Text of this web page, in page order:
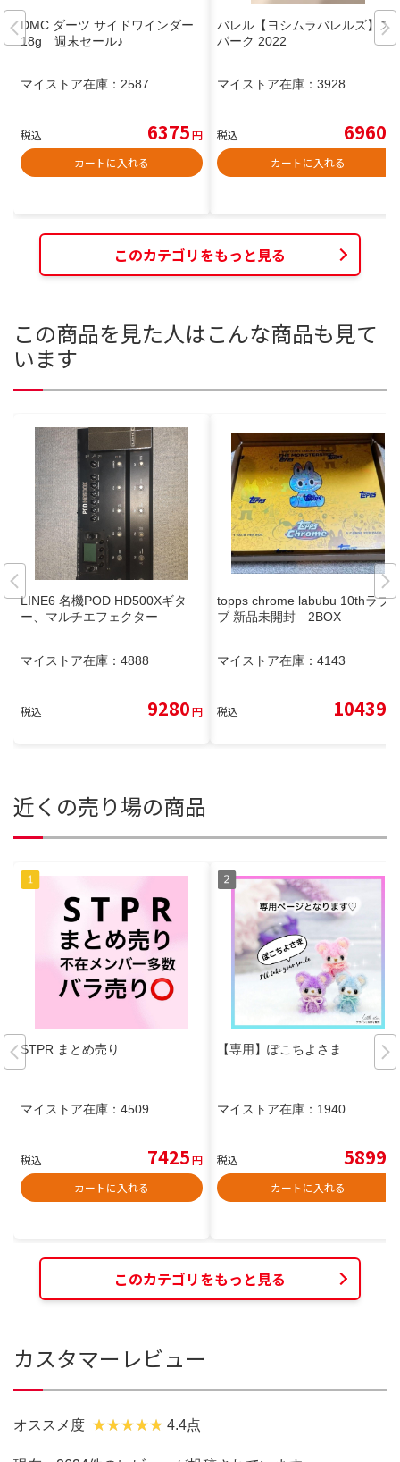
DMC ダーツ サイドワインダー
18g 週末セール♪
マイストア在庫： 2587
税込 6375円
カートに入れる
バレル【ヨシムラバレルズ】ス
パーク 2022
マイストア在庫： 3928
税込 6960
カートに入れる
このカテゴリをもっと見る
この商品を見た人はこんな商品も見て
います
LINE6 名機POD HD500Xギタ
ー、マルチエフェクター
マイストア在庫： 4888
税込 9280円
topps chrome labubu 10thラブ
ブ 新品未開封 2BOX
マイストア在庫： 4143
税込 10439
近くの売り場の商品
STPR まとめ売り
マイストア在庫： 4509
税込 7425円
カートに入れる
【専用】ぽこちよさま
マイストア在庫： 1940
税込 5899
カートに入れる
このカテゴリをもっと見る
カスタマーレビュー
オススメ度 4.4点